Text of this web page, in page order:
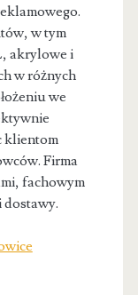
w tym
akrylowe i
w różnych
we
klientom
Firma
fachowym
dostawy.